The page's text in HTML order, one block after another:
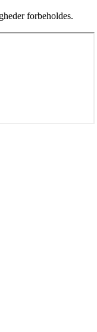
forbeholdes.